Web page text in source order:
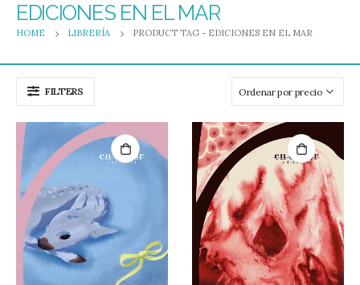
EDICIONES EN EL MAR
HOME LIBRERÍA PRODUCT TAG - EDICIONES EN EL MAR
FILTERS